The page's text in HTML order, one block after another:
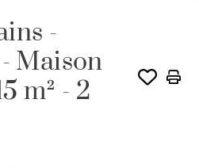
-
Maison
m² - 2